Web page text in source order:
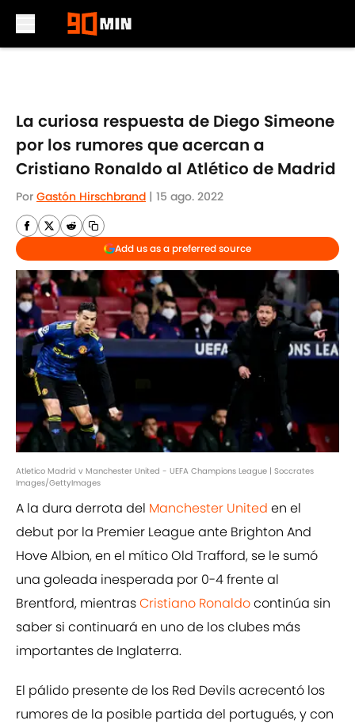
La curiosa respuesta de Diego Simeone
por los rumores que acercan a
Cristiano Ronaldo al Atlético de Madrid
Por Gastón Hirschbrand | 15 ago. 2022
Add us as a preferred source
Atletico Madrid v Manchester United - UEFA Champions League | Soccrates
Images/GettyImages
A la dura derrota del Manchester United en el
debut por la Premier League ante Brighton And
Hove Albion, en el mítico Old Trafford, se le sumó
una goleada inesperada por 0-4 frente al
Brentford, mientrasCristiano Ronaldocontinúa sin
saber si continuará en uno de los clubes más
importantes de Inglaterra.
El pálido presente de los Red Devils acrecentó los
rumores de la posible partida del portugués, y con